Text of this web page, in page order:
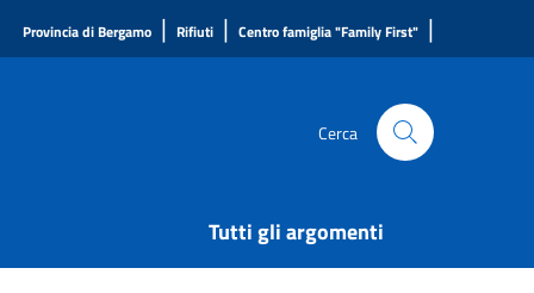
Provincia di Bergamo | Rifiuti | Centro famiglia "Family First" |
Cerca
Tutti gli argomenti